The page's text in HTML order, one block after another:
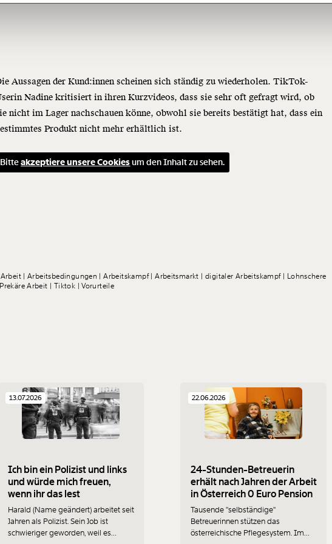
Newsletter zu erhalten. Mehr Informationen:
Aussagen der Kund:innen scheinen sich ständig zu wiederholen. TikTok-
Nadine kritisiert in ihren Kurzvideos, dass sie sehr oft gefragt wird, ob
nicht im Lager nachschauen könne, obwohl sie bereits bestätigt hat, dass ein
Produkt nicht mehr erhältlich ist.
Bitteakzeptiere unsere Cookiesum den Inhalt zu sehen.
Arbeit Arbeitsbedingungen Arbeitskampf Arbeitsmarkt digitaler Arbeitskampf
Lohnschere
Prekäre Arbeit
Tiktok Vorurteile
13.07.2026
Ich bin ein Polizist und links
und würde mich freuen,
wenn ihr das lest
Harald (Name geändert) arbeitet seit
Jahren als Polizist. Sein Job ist
schwieriger geworden, weil es
22.06.2026
24-Stunden-Betreuerin
erhält nach Jahren der Arbeit
in Österreich 0 Euro Pension
Tausende "selbständige"
Betreuerinnen stützen das
österreichische Pflegesystem. Im